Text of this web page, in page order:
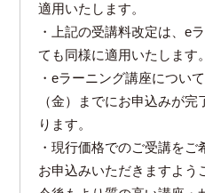
適用いたします。
・上記の受講料改定は、e
ても同様に適用いたします。
・eラーニング講座につい
（金）までにお申込みが
ります。
・現行価格でのご受講を
お申込みいただきますよう